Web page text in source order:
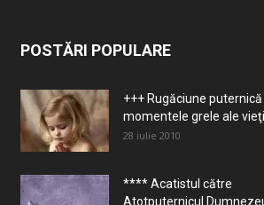
POSTĂRI POPULARE
+++ Rugăciune
momentele grele ale
28 iulie 2010
**** Acatistul către
Atotputernicul